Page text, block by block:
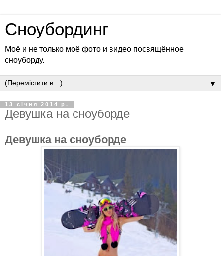
Сноубординг
Моё и не только моё фото и видео посвящённое
сноуборду.
▼
13 січня 2014 р.
Девушка на сноуборде
Девушка на сноуборде